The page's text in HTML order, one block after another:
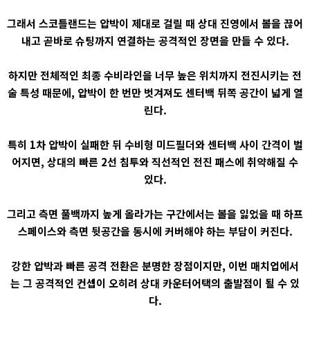
그래서 스코틀랜드는 압박이 제대로 걸릴 때 상대 진영에서 볼을 끊어
내고 곧바로 슈팅까지 연결하는 공격적인 장면을 만들 수 있다.
하지만 전체적인 최종 수비라인을 너무 높은 위치까지 전진시키는 전
술 특성 때문에, 압박이 한 번만 벗겨져도 센터백 뒤쪽 공간이 넓게 열
린다.
특히 1차 압박이 실패한 뒤 수비형 미드필더와 센터백 사이 간격이 벌
어지면, 상대의 빠른 2선 침투와 직선적인 전진 패스에 취약해질 수
있다.
그리고 측면 풀백까지 높게 올라가는 구간에서는 볼을 잃었을 때 하프
스페이스와 측면 뒷공간을 동시에 커버해야 하는 부담이 커진다.
강한 압박과 빠른 공격 전환은 분명한 장점이지만, 이번 매치업에서
는 그 공격적인 컨셉이 오히려 상대 카운터어택의 출발점이 될 수 있
다.